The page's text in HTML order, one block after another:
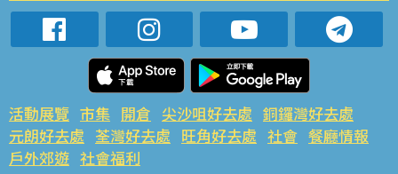
活動展覽 市集 開倉 尖沙咀好去處 銅鑼灣好去處
元朗好去處 荃灣好去處 旺角好去處 社會 餐廳情報
戶外郊遊 社會福利